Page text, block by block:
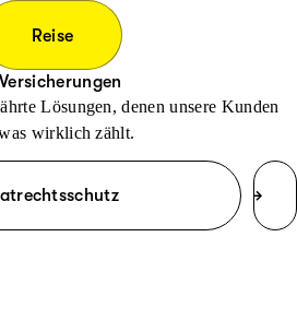
Reise
Lösungen, denen unsere Kunden
wirklich zählt.